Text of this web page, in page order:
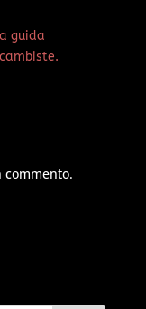
guida